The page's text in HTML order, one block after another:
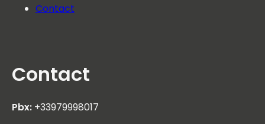
Contact
Contact
Pbx: +33979998017